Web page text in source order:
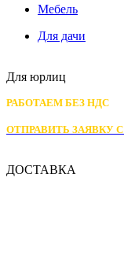
Мебель
Для дачи
Для юрлиц
РАБОТАЕМ БЕЗ НДС
ОТПРАВИТЬ ЗАЯВКУ
ДОСТАВКА